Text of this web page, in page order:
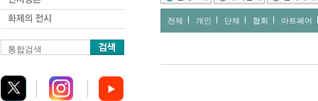
통합검색
전체 개인 단체 협회 아트페어